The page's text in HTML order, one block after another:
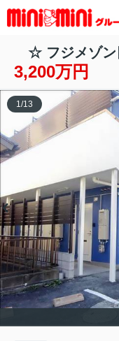
☆ フジメゾ
3,200万円
1/13